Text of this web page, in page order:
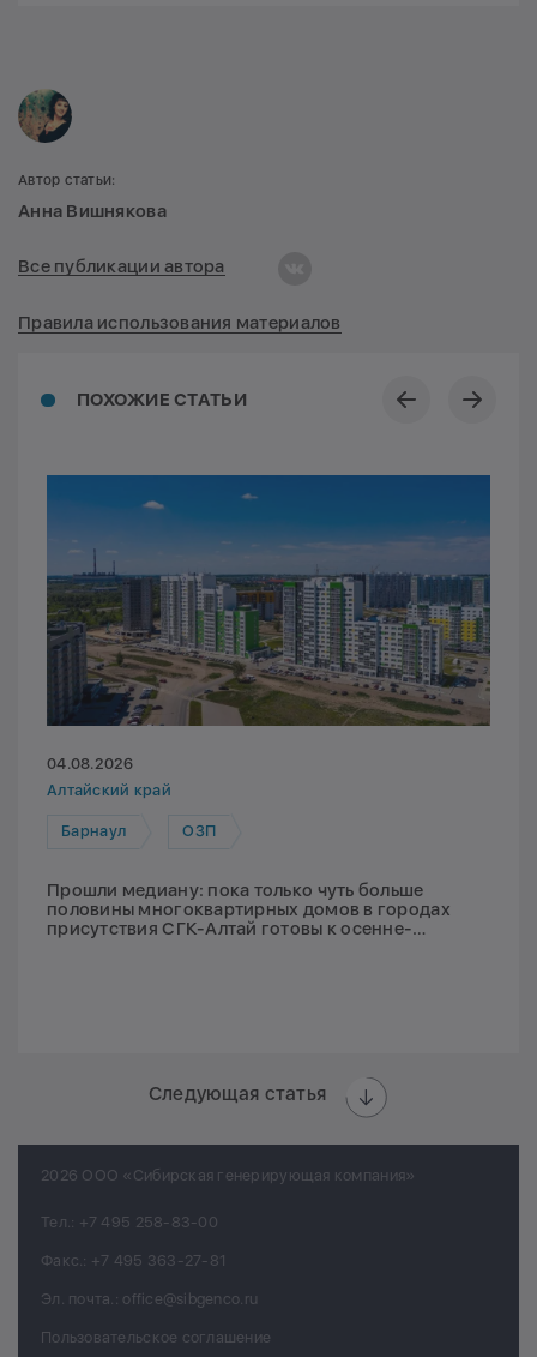
ПОХОЖИЕ СТАТЬИ
04.08.2026
Алтайский край
Барнаул ОЗП
Прошли медиану: пока только чуть больше
половины многоквартирных домов в городах
присутствия СГК-Алтай готовы к осенне-
Следующая статья
Автор статьи:
Анна Вишнякова
Все публикации автора
Правила использования материалов
2026 ООО «Сибирская генерирующая компания»
Тел.: +7 495 258-83-00
Факс.: +7 495 363-27-81
Эл. почта.: office@sibgenco.ru
Пользовательское соглашение